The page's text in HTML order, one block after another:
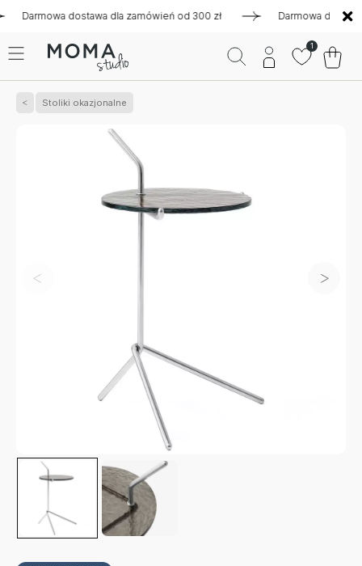
dostawa dla zamówień od 300 zł Darmowa dostawa
1
Stoliki okazjonalne